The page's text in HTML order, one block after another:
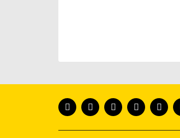
Ürün açıklamasında eksik bilgiler